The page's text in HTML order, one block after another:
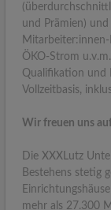
und Prämien)
ÖKO-Strom
Qualifikation und
Vollzeitbasis,
Wir freuen uns
Die XXXLutz
Bestehens stetig
mehr als 27.300